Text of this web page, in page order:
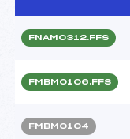
FNAM0312.FFS
FMBM0106.FFS
FMBM0104